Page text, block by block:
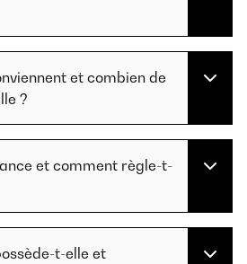
et combien de
?
et comment règle-t-
t-elle et